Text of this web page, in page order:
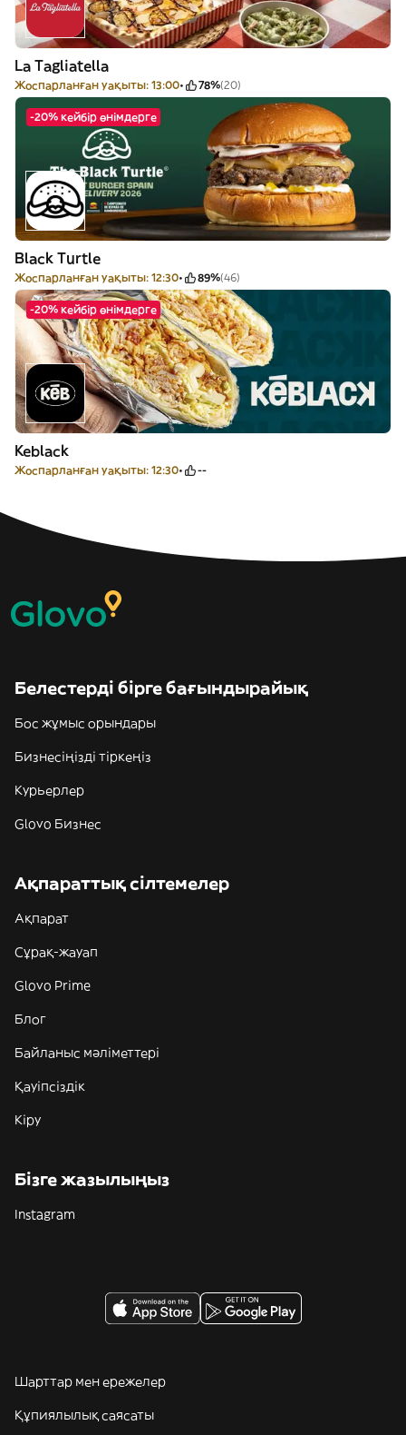
La Tagliatella
Жоспарланған уақыты: 13:00 78%(20)
-20% кейбір өнімдерге
Black Turtle
Жоспарланған уақыты: 12:30 89%(46)
-20% кейбір өнімдерге
Keblack
Жоспарланған уақыты: 12:30 --
Белестерді бірге бағындырайық
Бос жұмыс орындары
Бизнесіңізді тіркеңіз
Курьерлер
Glovo Бизнес
Ақпараттық сілтемелер
Ақпарат
Сұрақ-жауап
Glovo Prime
Блог
Байланыс мәліметтері
Қауіпсіздік
Кіру
Бізге жазылыңыз
Instagram
Шарттар мен ережелер
Құпиялылық саясаты